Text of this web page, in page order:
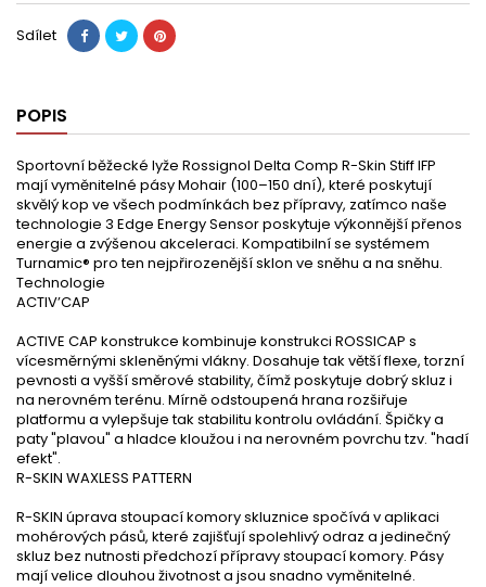
Sdílet
POPIS
Sportovní běžecké lyže Rossignol Delta Comp R-Skin Stiff IFP
mají vyměnitelné pásy Mohair (100–150 dní), které poskytují
skvělý kop ve všech podmínkách bez přípravy, zatímco naše
technologie 3 Edge Energy Sensor poskytuje výkonnější přenos
energie a zvýšenou akceleraci. Kompatibilní se systémem
Turnamic® pro ten nejpřirozenější sklon ve sněhu a na sněhu.
Technologie
ACTIV’CAP
ACTIVE CAP konstrukce kombinuje konstrukci ROSSICAP s
vícesměrnými skleněnými vlákny. Dosahuje tak větší flexe, torzní
pevnosti a vyšší směrové stability, čímž poskytuje dobrý skluz i
na nerovném terénu. Mírně odstoupená hrana rozšiřuje
platformu a vylepšuje tak stabilitu kontrolu ovládání. Špičky a
paty "plavou" a hladce kloužou i na nerovném povrchu tzv. "hadí
efekt".
R-SKIN WAXLESS PATTERN
R-SKIN úprava stoupací komory skluznice spočívá v aplikaci
mohérových pásů, které zajišťují spolehlivý odraz a jedinečný
skluz bez nutnosti předchozí přípravy stoupací komory. Pásy
mají velice dlouhou životnost a jsou snadno vyměnitelné.